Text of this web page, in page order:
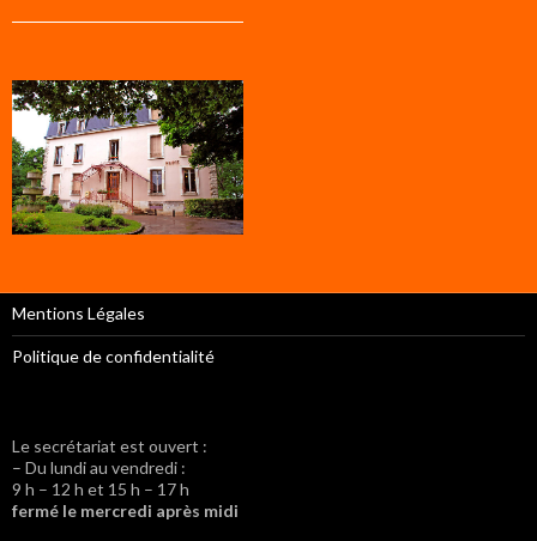
Mentions Légales
Politique de confidentialité
Le secrétariat est ouvert :
– Du lundi au vendredi :
9 h – 12 h et 15 h – 17 h
fermé le mercredi après midi